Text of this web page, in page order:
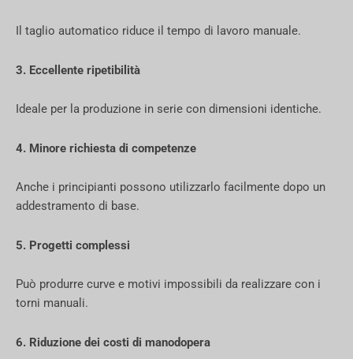
Il taglio automatico riduce il tempo di lavoro manuale.
3. Eccellente ripetibilità
Ideale per la produzione in serie con dimensioni identiche.
4. Minore richiesta di competenze
Anche i principianti possono utilizzarlo facilmente dopo un
addestramento di base.
5. Progetti complessi
Può produrre curve e motivi impossibili da realizzare con i
torni manuali.
6. Riduzione dei costi di manodopera